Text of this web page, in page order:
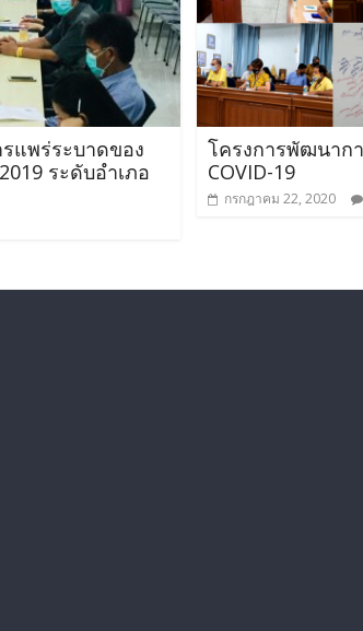
แพร่ระบาดของ
ระดับอำเภอ
โครงการพัฒนาก
COVID-19
กรกฎาคม 22, 2020